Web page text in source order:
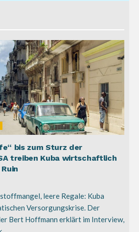
bis zum Sturz der
treiben Kuba wirtschaftlich
leere Regale: Kuba
Versorgungskrise. Der
Bert Hoffmann erklärt im Interview,